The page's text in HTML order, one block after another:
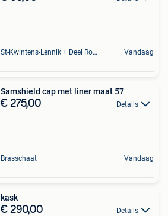
St-Kwintens-Lennik + Deel Roosdaal Vandaag
Samshield cap met liner maat 57
€ 275,00 Details
Brasschaat Vandaag
kask
€ 290,00 Details